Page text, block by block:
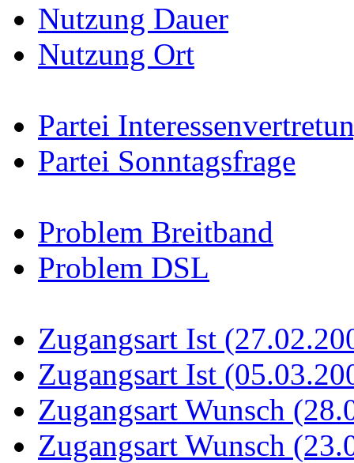
Nutzung Dauer
Nutzung Ort
Partei
Partei Sonntagsfrage
Problem Breitband
Problem DSL
Zugangsart Ist
Zugangsart Ist
Zugangsart Wunsch
Zugangsart Wunsch